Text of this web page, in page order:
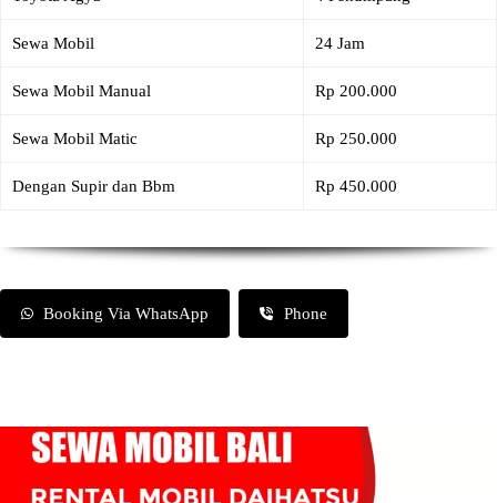
Sewa Mobil 24 Jam
Sewa Mobil Manual Rp 200.000
Sewa Mobil Matic Rp 250.000
Dengan Supir dan Bbm Rp 450.000
Booking Via WhatsApp Phone